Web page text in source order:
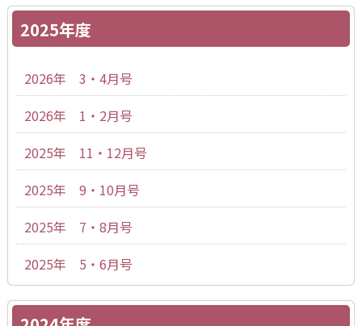
2025年度
2026年 3・4月号
2026年 1・2月号
2025年 11・12月号
2025年 9・10月号
2025年 7・8月号
2025年 5・6月号